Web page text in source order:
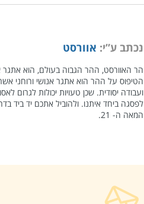
נכתב ע”י: אוורסט
הר האוורסט, ההר הגבוה בעולם, הוא אתגר
הטיפוס על ההר הוא אתגר אנושי ורוחני אשר
ועבודה יסודית. שכן טעויות יכולות
לפסגה ביחד איתנו. ולהוביל אתכם יד ביד
המאה ה- 21.